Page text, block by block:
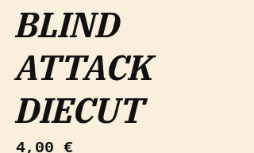
BLIND
ATTACK
DIECUT
4,00 €Preis